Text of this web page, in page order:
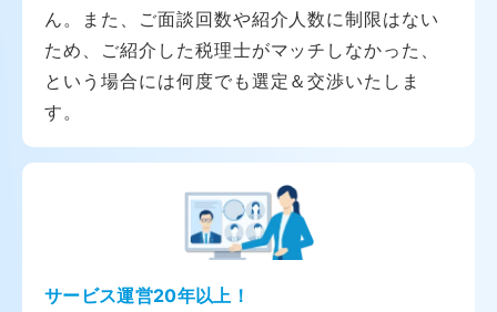
ん。また、ご面談回数や紹介人数に制限はない
ため、ご紹介した税理士がマッチしなかった、
という場合には何度でも選定＆交渉いたしま
す。
サービス運営20年以上！